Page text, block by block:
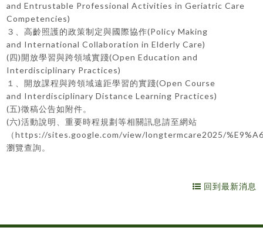
and Entrustable Professional Activities in Geriatric Care
Competencies)
３、高齡照護的政策制定與國際協作(Policy Making
and International Collaboration in Elderly Care)
(四)開放學習與跨領域實踐(Open Education and
Interdisciplinary Practices)
１、開放課程與跨領域遠距學習的實踐(Open Course
and Interdisciplinary Distance Learning Practices)
(五)徵稿公告如附件。
(六)活動說明、重要時程規劃等相關訊息請至網站
（https://sites.google.com/view/longtermcare2025/
瀏覽查詢。
回到最新消息